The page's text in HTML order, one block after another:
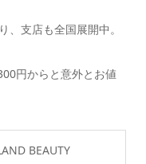
、支店も全国展開中。
円からと意外とお値
BEAUTY